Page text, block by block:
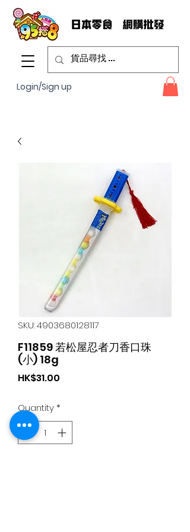
Login/Sign up
SKU: 4903680128117
F11859 若松屋忍者刀香口珠
(小) 18g
HK$31.00
Quantity*